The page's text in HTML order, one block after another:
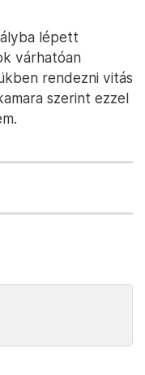
lépett
várhatóan
rendezni vitás
szerint ezzel